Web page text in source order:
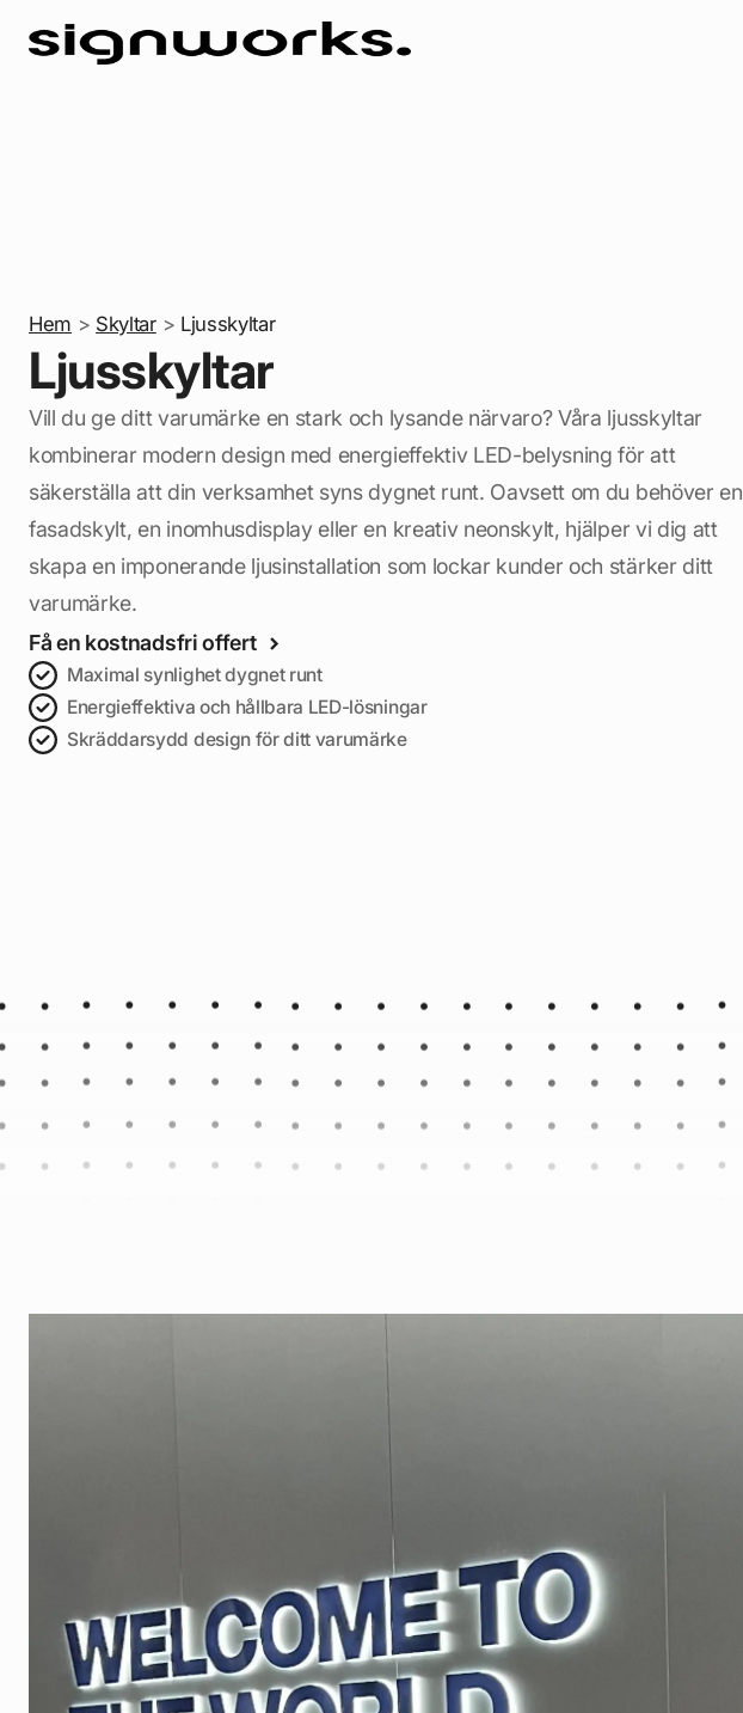
Hem > Skyltar> Ljusskyltar
Ljusskyltar
Vill du ge ditt varumärke en stark och lysande närvaro? Våra ljusskyltar
kombinerar modern design med energieffektiv LED-belysning för att
säkerställa att din verksamhet syns dygnet runt. Oavsett om du behöver en
fasadskylt, en inomhusdisplay eller en kreativ neonskylt, hjälper vi dig att
skapa en imponerande ljusinstallation som lockar kunder och stärker ditt
varumärke.
Få en kostnadsfri offert
Maximal synlighet dygnet runt
Energieffektiva och hållbara LED-lösningar
Skräddarsydd design för ditt varumärke